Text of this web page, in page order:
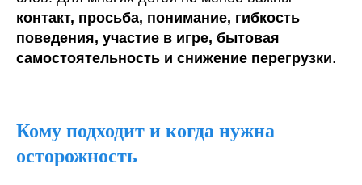
контакт, просьба, понимание, гибкость
поведения, участие в игре, бытовая
самостоятельность и снижение перегрузки.
Кому подходит и когда нужна
осторожность